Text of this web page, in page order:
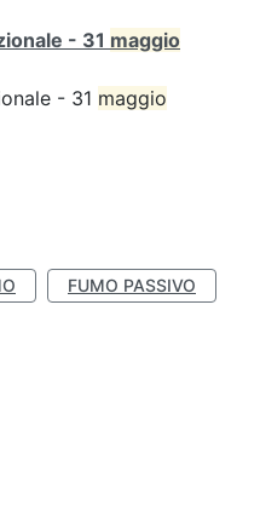
- 31 maggio
- 31 maggio
FUMO PASSIVO